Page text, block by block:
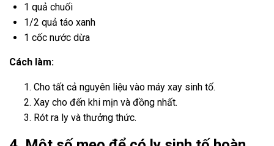
1 quả chuối
1/2 quả táo xanh
1 cốc nước dừa
Cách làm:
Cho tất cả nguyên liệu vào máy xay sinh tố.
Xay cho đến khi mịn và đồng nhất.
Rót ra ly và thưởng thức.